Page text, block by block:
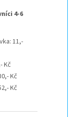
4-6
11,-
Kč
Kč
Kč